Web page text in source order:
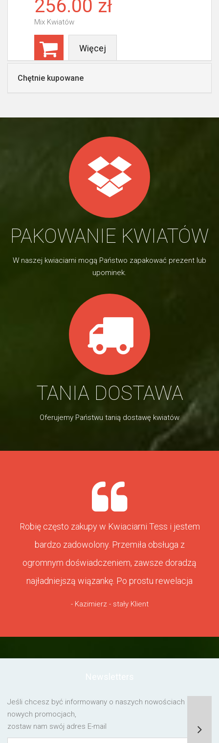
256.00 zł
Mix Kwiatów
Więcej
Chętnie kupowane
PAKOWANIE KWIATÓW
W naszej kwiaciarni mogą Państwo zapakować prezent lub
upominek.
TANIA DOSTAWA
Oferujemy Państwu tanią dostawę kwiatów
Robię często zakupy w Kwiaciarni Tess i jestem
bardzo zadowolony. Przemiła obsługa z
ogromnym doświadczeniem, zawsze doradzą
najładniejszą wiązankę. Po prostu rewelacja
- Kazimierz - stały Klient
Jeśli chcesz być informowany o naszych nowościach lub o
nowych promocjach,
zostaw nam swój adres E-mail